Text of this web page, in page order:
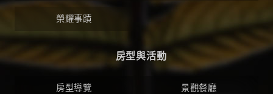
榮耀事蹟
房型與活動
房型導覽 景觀餐廳